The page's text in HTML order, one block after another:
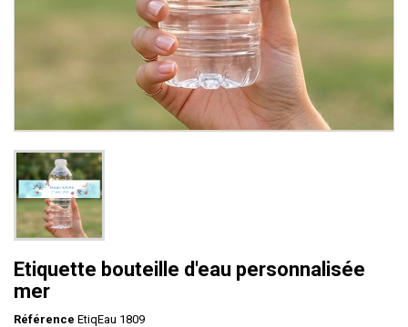
Etiquette bouteille d'eau personnalisée
mer
Référence EtiqEau 1809